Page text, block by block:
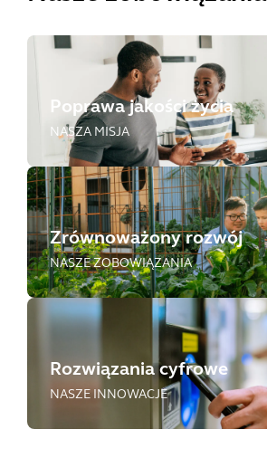
Poprawa jakości życia
NASZA MISJA
Zrównoważony rozwój
NASZE ZOBOWIĄZANIA
Rozwiązania cyfrowe
NASZE INNOWACJE